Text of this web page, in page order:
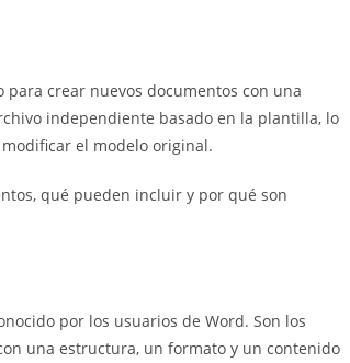
crear nuevos documentos con una
independiente basado en la plantilla, lo
el modelo original.
qué pueden incluir y por qué son
por los usuarios de Word. Son los
una estructura, un formato y un contenido